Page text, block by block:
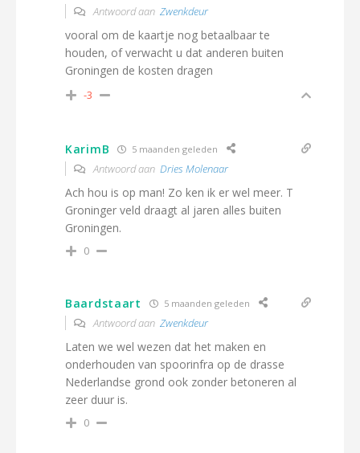
Antwoord aan Zwenkdeur
vooral om de kaartje nog betaalbaar te
houden, of verwacht u dat anderen buiten
Groningen de kosten dragen
-3
KarimB 5 maanden geleden
Antwoord aan Dries Molenaar
Ach hou is op man! Zo ken ik er wel meer. T
Groninger veld draagt al jaren alles buiten
Groningen.
0
Baardstaart 5 maanden geleden
Antwoord aan Zwenkdeur
Laten we wel wezen dat het maken en
onderhouden van spoorinfra op de drasse
Nederlandse grond ook zonder betoneren al
zeer duur is.
0